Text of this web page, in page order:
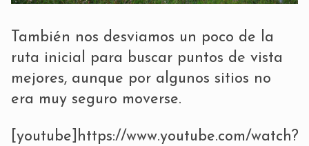
También nos desviamos un poco de la
ruta inicial para buscar puntos de vista
mejores, aunque por algunos sitios no
era muy seguro moverse.
[youtube]https://www.youtube.com/watch?